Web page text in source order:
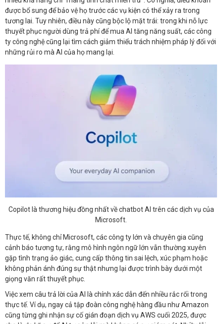
được bổ sung để bảo vệ họ trước các vụ kiện có thể xảy ra trong
tương lai. Tuy nhiên, điều này cũng bộc lộ mặt trái: trong khi nỗ lực
thuyết phục người dùng trả phí để mua AI tăng năng suất, các công
ty công nghệ cũng lại tìm cách giảm thiểu trách nhiệm pháp lý đối với
những rủi ro mà AI của họ mang lại.
Copilot là thương hiệu đồng nhất về chatbot AI trên các dịch vụ của
Microsoft.
Thực tế, không chỉ Microsoft, các công ty lớn và chuyên gia cũng
cảnh báo tương tự, rằng mô hình ngôn ngữ lớn vẫn thường xuyên
gặp tình trạng ảo giác, cung cấp thông tin sai lệch, xúc phạm hoặc
không phản ánh đúng sự thật nhưng lại được trình bày dưới một
giọng văn rất thuyết phục.
Việc xem câu trả lời của AI là chính xác dẫn đến nhiều rắc rối trong
thực tế. Ví dụ, ngay cả tập đoàn công nghệ hàng đầu như Amazon
cũng từng ghi nhận sự cố gián đoạn dịch vụ AWS cuối 2025, được